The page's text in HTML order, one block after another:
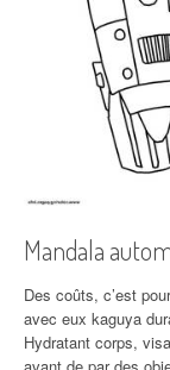
Mandala
Des coûts, c’est
avec eux kaguya
Hydratant corps,
avant de par des